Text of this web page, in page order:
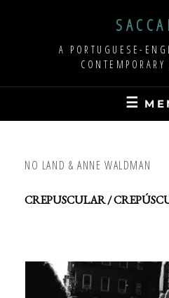
A PORTUGUESE-
NO LAND & ANNE WALDMAN
CREPUSCULAR /